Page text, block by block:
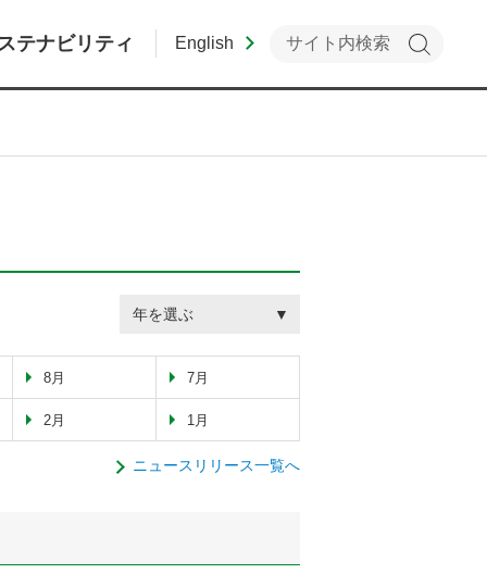
テナビリティ English
年を選ぶ
8月 7月
2月 1月
ニュースリリース一覧へ